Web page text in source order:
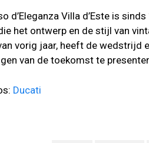
d’Eleganza Villa d’Este is
het ontwerp en de stijl van
vorig jaar, heeft de wedstrijd
van de toekomst te
Ducati